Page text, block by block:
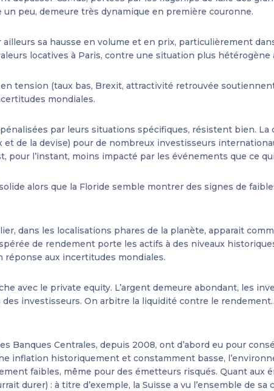
un peu, demeure très dynamique en première couronne.
sa hausse en volume et en prix, particulièrement
locatives à Paris, contre une situation plus hétérogène
tension (taux bas, Brexit, attractivité retrouvée
mondiales.
par leurs situations spécifiques, résistent bien.
de la devise) pour de nombreux investisseurs
pour l’instant, moins impacté par les événements que ce
alors que la Floride semble montrer des signes de
dans les localisations phares de la planète, apparait
de rendement porte les actifs à des niveaux
réponse aux incertitudes mondiales.
avec le private equity. L’argent demeure abondant, les
investisseurs. On arbitre la liquidité contre le
Banques Centrales, depuis 2008, ont d’abord eu pour
inflation historiquement et constamment basse,
faibles, même pour des émetteurs risqués. Quant aux
durer) : à titre d’exemple, la Suisse a vu l’ensemble de